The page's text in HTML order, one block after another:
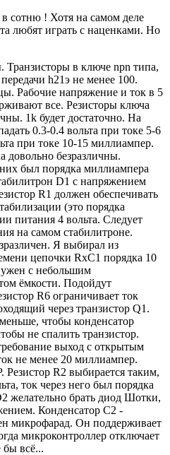
сотню ! Хотя на самом деле
любят играть с наценками. Но
в ключе npn типа,
h21э не менее 100.
Рабочие напряжение и ток в 5
все. Резисторы ключа
1k будет достаточно. На
0.3-0.4 вольта при токе 5-6
при токе 10-15 миллиампер.
довольно безразличны.
был порядка миллиампера
D1 с напряжением
R1 должен обеспечивать
(это порядка
питания 4 вольта. Следует
на самом стабилитроне.
Я выбирал из
цепочки RxC1 порядка 10
с небольшим
ёмкости. Подойдут
R6 ограничивает ток
через транзистор Q1.
чтобы конденсатор
не спалить транзистор.
выход с открытым
не менее 20 миллиампер.
R2 выбирается таким,
ток через него был порядка
желательно брать диод Шотки,
Конденсатор C2 -
микрофарад. Он поддерживает
микроконтроллер отключает
бы всё...